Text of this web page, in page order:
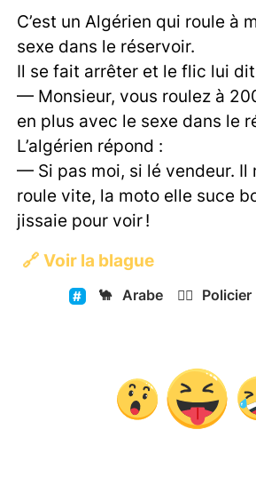
C’est un Algérien qui roule à
sexe dans le réservoir.
Il se fait arrêter et le flic lui
— Monsieur, vous roulez à
en plus avec le sexe dans le
L’algérien répond :
— Si pas moi, si lé vendeur. Il
roule vite, la moto elle suce
jissaie pour voir !
🔗 Voir la blague
🐪 Arabe 👮‍♂️ Policier